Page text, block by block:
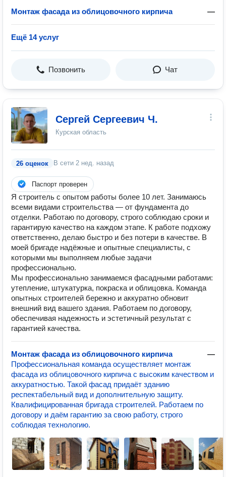
Монтаж фасада из облицовочного кирпича —
Ещё 14 услуг
Позвонить Чат
Сергей Сергеевич Ч.
Курская область
26 оценок В сети 2 нед. назад
Паспорт проверен
Я строитель с опытом работы более 10 лет. Занимаюсь
всеми видами строительства — от фундамента до
отделки. Работаю по договору, строго соблюдаю сроки и
гарантирую качество на каждом этапе. К работе подхожу
ответственно, делаю быстро и без потери в качестве. В
моей бригаде надёжные и опытные специалисты, с
которыми мы выполняем любые задачи
профессионально.
Мы профессионально занимаемся фасадными работами:
утепление, штукатурка, покраска и облицовка. Команда
опытных строителей бережно и аккуратно обновит
внешний вид вашего здания. Работаем по договору,
обеспечивая надежность и эстетичный результат с
гарантией качества.
Монтаж фасада из облицовочного кирпича
—
Профессиональная команда осуществляет монтаж
фасада из облицовочного кирпича с высоким качеством и
аккуратностью. Такой фасад придаёт зданию
респектабельный вид и дополнительную защиту.
Квалифицированная бригада строителей. Работаем по
договору и даём гарантию за свою работу, строго
соблюдая технологию.